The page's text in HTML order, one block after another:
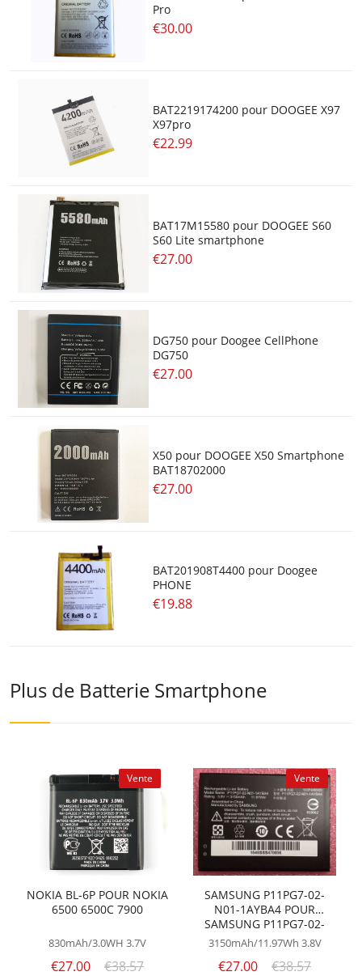
Pro
€30.00
BAT2219174200 pour DOOGEE X97
X97pro
€22.99
BAT17M15580 pour DOOGEE S60
S60 Lite smartphone
€27.00
DG750 pour Doogee CellPhone
DG750
€27.00
X50 pour DOOGEE X50 Smartphone
BAT18702000
€27.00
BAT201908T4400 pour Doogee
PHONE
€19.88
Plus de Batterie Smartphone
Vente
NOKIA BL-6P POUR NOKIA
6500 6500C 7900
830mAh/3.0WH 3.7V
€27.00 €38.57
Vente
SAMSUNG P11PG7-02-
N01-1AYBA4 POUR
SAMSUNG P11PG7-02-
N01-1AYBA4
3150mAh/11.97Wh 3.8V
€27.00 €38.57